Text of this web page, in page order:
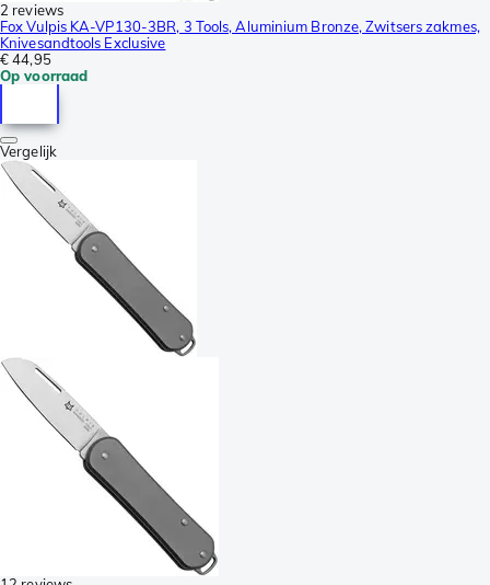
2 reviews
Fox Vulpis KA-VP130-3BR, 3 Tools, Aluminium Bronze, Zwitsers zakmes,
Knivesandtools Exclusive
€ 44,95
Op voorraad
Vergelijk